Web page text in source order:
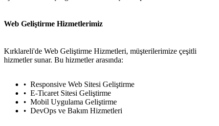
Web Geliştirme Hizmetlerimiz
Kırklareli'de Web Geliştirme Hizmetleri, müşterilerimize çeşitli
hizmetler sunar. Bu hizmetler arasında:
Responsive Web Sitesi Geliştirme
E-Ticaret Sitesi Geliştirme
Mobil Uygulama Geliştirme
DevOps ve Bakım Hizmetleri